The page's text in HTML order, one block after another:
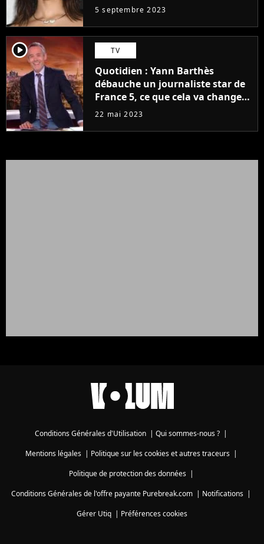
5 septembre 2023
player2 TV
Quotidien : Yann Barthès
débauche un journaliste star de
France 5, ce que cela va changer
à la rentrée
22 mai 2023
Conditions Générales d'Utilisation Qui sommes-nous ?
Mentions légales| Politique sur les cookies et autres traceurs|
Politique de protection des données|
Conditions Générales de l'offre payante Purebreak.com
Notifications
Gérer Utiq
Préférences cookies